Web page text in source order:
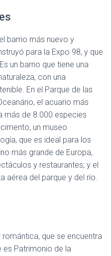
barrio más nuevo y
para la Expo 98, y que
un barrio que tiene una
con una
En el Parque de las
el acuario más
más de 8.000 especies
un museo
que es ideal para los
más grande de Europa,
y restaurantes; y el
aérea del parque y del río.
que se encuentra
es Patrimonio de la